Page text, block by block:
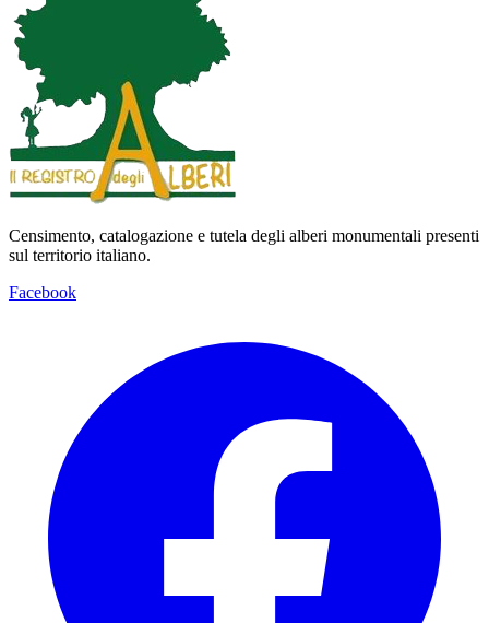
Censimento, catalogazione e tutela degli alberi monumentali presenti
sul territorio italiano.
Facebook